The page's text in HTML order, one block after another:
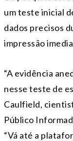
um teste inicial
dados precisos
impressão
“A evidência
nesse teste de
Caulfield,
Público
“Vá até a